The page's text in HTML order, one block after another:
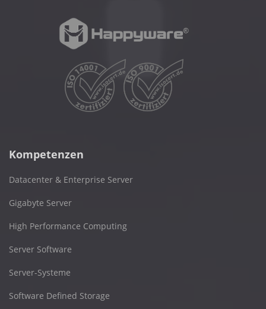
Kompetenzen
Datacenter & Enterprise Server
Gigabyte Server
High Performance Computing
Server Software
Server-Systeme
Software Defined Storage